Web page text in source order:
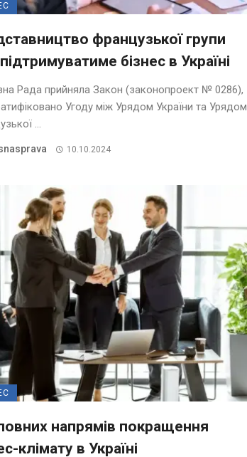
французької групи
бізнес в Україні
Рада прийняла Закон (законопроект № 0286),
Угоду між Урядом України та Урядом
...
10.10.2024
напрямів покращення
клімату в Україні